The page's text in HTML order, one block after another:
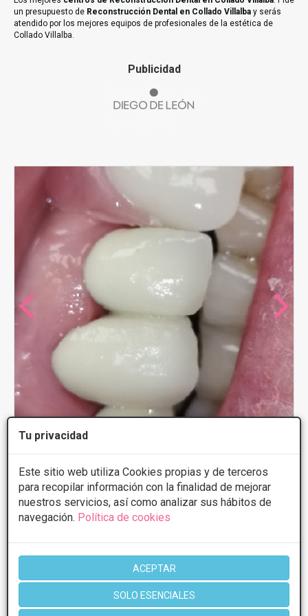
Tu privacidad
Este sitio web utiliza Cookies propias y de terceros
para recopilar información con la finalidad de mejorar
nuestros servicios, así como analizar sus hábitos de
navegación. Política de cookies
ACEPTAR
SOLO ESENCIALES
un presupuesto de Reconstrucción Dental en Collado Villalba y serás
atendido por los mejores equipos de profesionales de la estética de
Collado Villalba.
Publicidad
Clínicas Dentalia
5 7 Opiniones
Av. de Juan Carlos I, 20, Collado Villalba VER MAPA
CONSULTAR/CITA/PRESUPUESTO